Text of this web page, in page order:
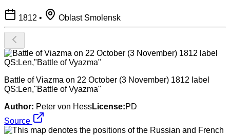
1812 • Oblast Smolensk
Battle of Viazma on 22 October (3 November) 1812 label
QS:Len,"Battle of Vyazma"
Author: Peter von HessLicense:PD
Source